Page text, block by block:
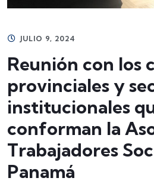
JULIO 9, 2024
Reunión con los
provinciales y
institucionales
conforman la
Trabajadores
Panamá